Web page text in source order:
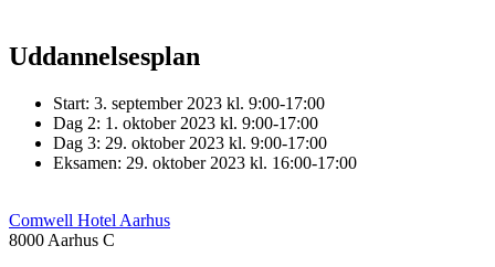
Uddannelsesplan
Start: 3. september 2023 kl. 9:00-17:00
Dag 2: 1. oktober 2023 kl. 9:00-17:00
Dag 3: 29. oktober 2023 kl. 9:00-17:00
Eksamen: 29. oktober 2023 kl. 16:00-17:00
Comwell Hotel Aarhus
8000 Aarhus C